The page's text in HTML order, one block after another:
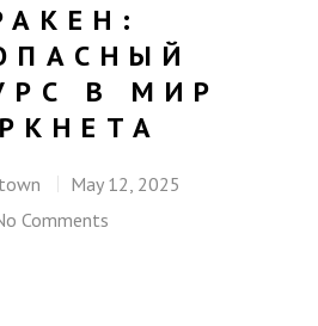
В МИР
May 12, 2025
Comments